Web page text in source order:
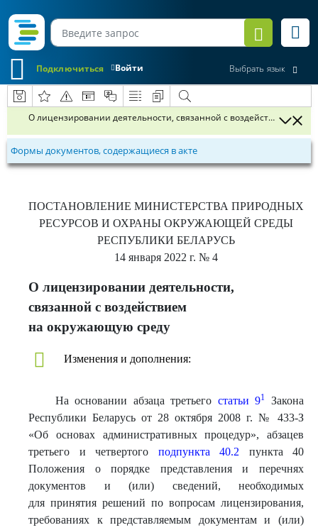
Войти
Подключиться Выбрать язык
О лицензировании деятельности, связанной с воздействием на
Формы документов, содержащиеся в акте
ПОСТАНОВЛЕНИЕ МИНИСТЕРСТВА ПРИРОДНЫХ
РЕСУРСОВ И ОХРАНЫ ОКРУЖАЮЩЕЙ СРЕДЫ
РЕСПУБЛИКИ БЕЛАРУСЬ
14 января 2022 г. № 4
О лицензировании деятельности,
связанной с воздействием
на окружающую среду
Изменения и дополнения:
На основании абзаца третьего статьи 91
Закона
Республики Беларусь от 28 октября 2008 г. № 433-З
«Об основах административных процедур», абзацев
третьего и четвертого подпункта 40.2 пункта 40
Положения о порядке представления и перечнях
документов и (или) сведений, необходимых
для принятия решений по вопросам лицензирования,
требованиях к представляемым документам и (или)